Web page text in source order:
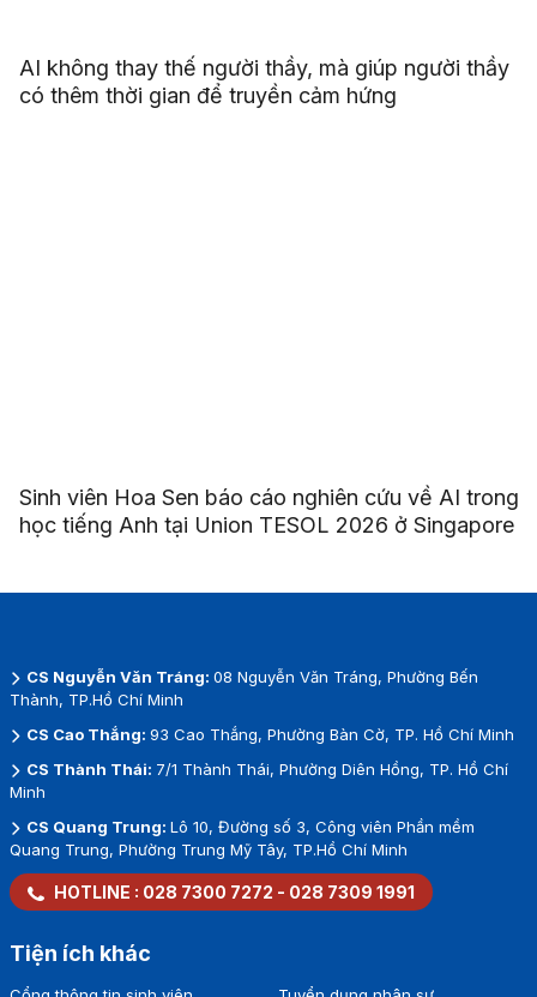
AI không thay thế người thầy, mà giúp người thầy
có thêm thời gian để truyền cảm hứng
Sinh viên Hoa Sen báo cáo nghiên cứu về AI trong
học tiếng Anh tại Union TESOL 2026 ở Singapore
CS Nguyễn Văn Tráng: 08 Nguyễn Văn Tráng, Phường Bến
Thành, TP.Hồ Chí Minh
CS Cao Thắng: 93 Cao Thắng, Phường Bàn Cờ, TP. Hồ Chí Minh
CS Thành Thái: 7/1 Thành Thái, Phường Diên Hồng, TP. Hồ Chí
Minh
CS Quang Trung: Lô 10, Đường số 3, Công viên Phần mềm
Quang Trung, Phường Trung Mỹ Tây, TP.Hồ Chí Minh
HOTLINE : 028 7300 7272 - 028 7309 1991
Tiện ích khác